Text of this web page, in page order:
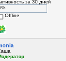
за 30 дней
Offline